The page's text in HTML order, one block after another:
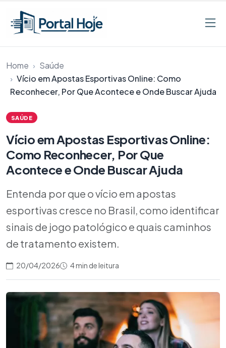
Home
Saúde
Vício em Apostas Esportivas Online: Como
Reconhecer, Por Que Acontece e Onde Buscar Ajuda
SAÚDE
Vício em Apostas Esportivas Online:
Como Reconhecer, Por Que
Acontece e Onde Buscar Ajuda
Entenda por que o vício em apostas
esportivas cresce no Brasil, como identificar
sinais de jogo patológico e quais caminhos
de tratamento existem.
20/04/2026 4 min de leitura